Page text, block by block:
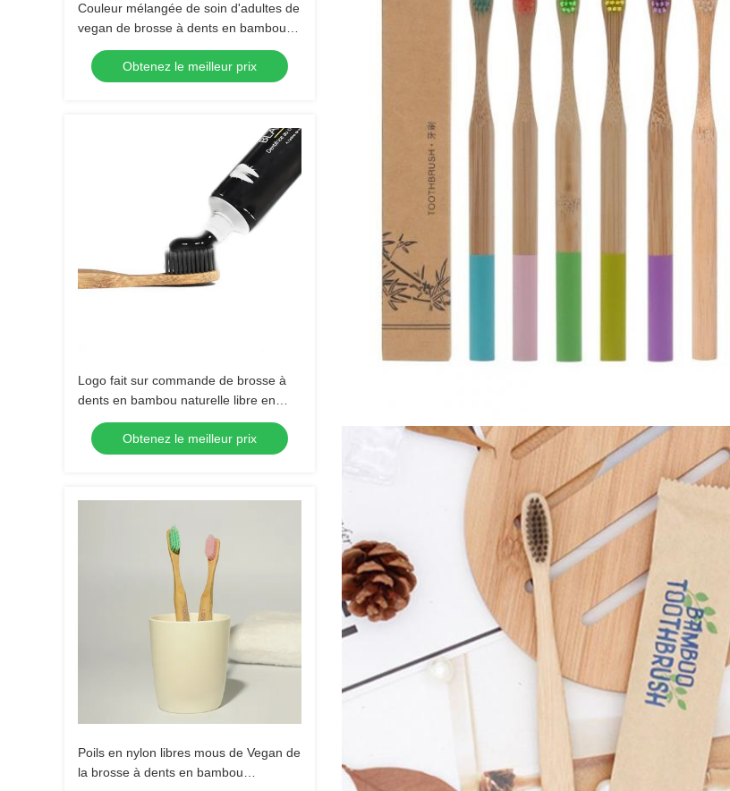
Couleur mélangée de soin d'adultes de
vegan de brosse à dents en bambou
orale de charbon de bois
Obtenez le meilleur prix
Logo fait sur commande de brosse à
dents en bambou naturelle libre en
plastique compostable verte de
charbon de bois
Obtenez le meilleur prix
Poils en nylon libres mous de Vegan de
la brosse à dents en bambou